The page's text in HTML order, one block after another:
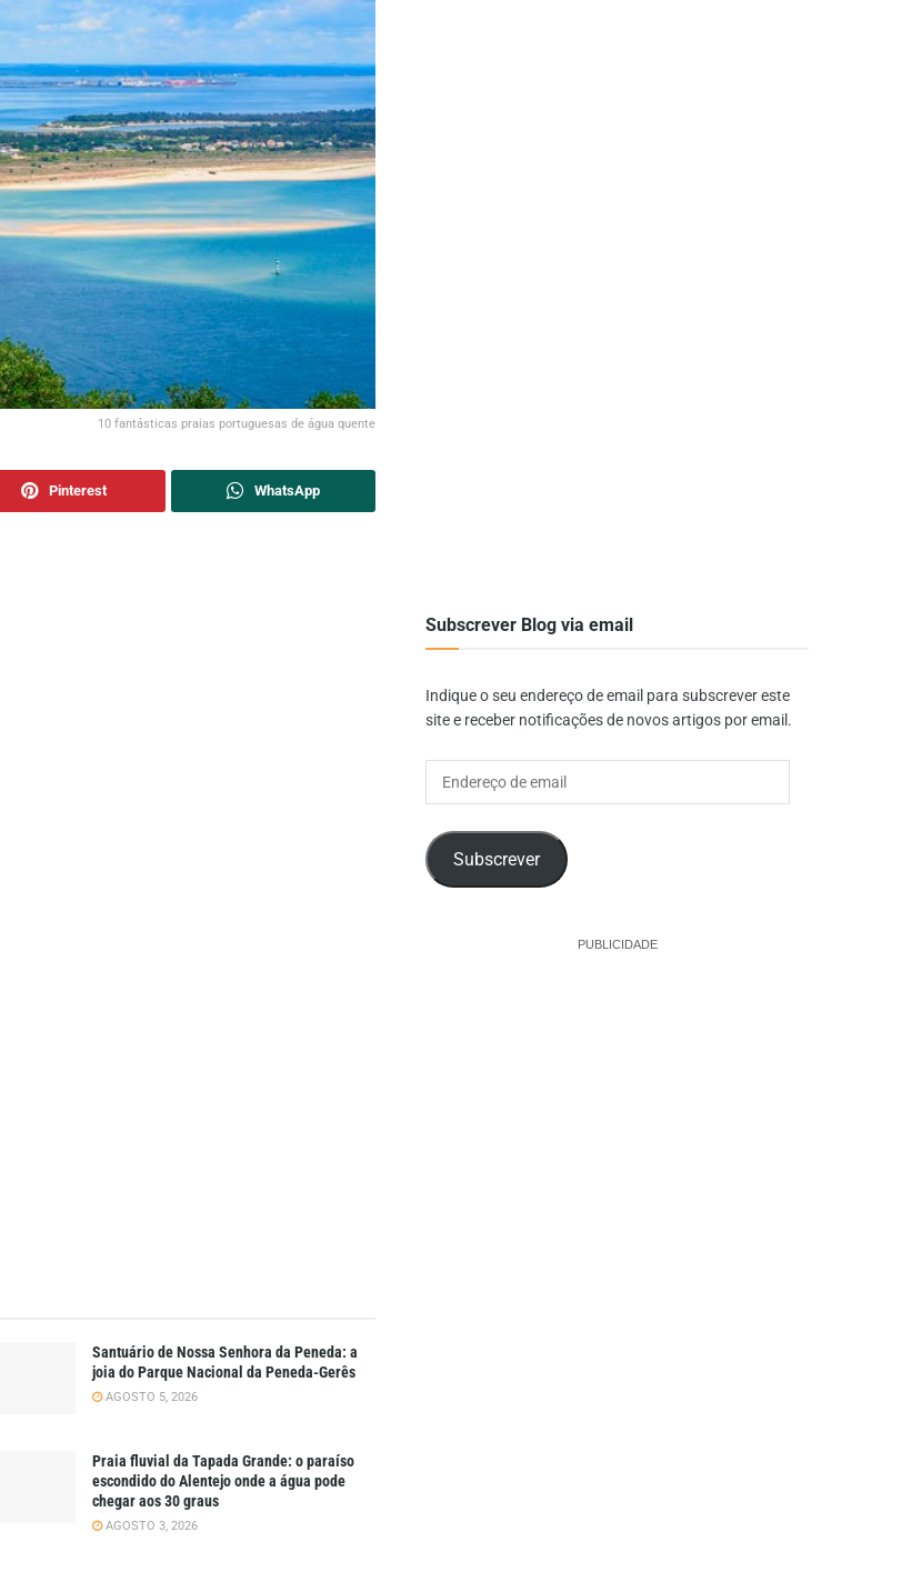
10 fantásticas praias portuguesas de água quente
Pinterest WhatsApp
Santuário de Nossa Senhora da Peneda: a
joia do Parque Nacional da Peneda-Gerês
AGOSTO 5, 2026
Praia fluvial da Tapada Grande: o paraíso
escondido do Alentejo onde a água pode
chegar aos 30 graus
AGOSTO 3, 2026
Subscrever Blog via email
Indique o seu endereço de email para subscrever este
site e receber notificações de novos artigos por email.
Subscrever
PUBLICIDADE